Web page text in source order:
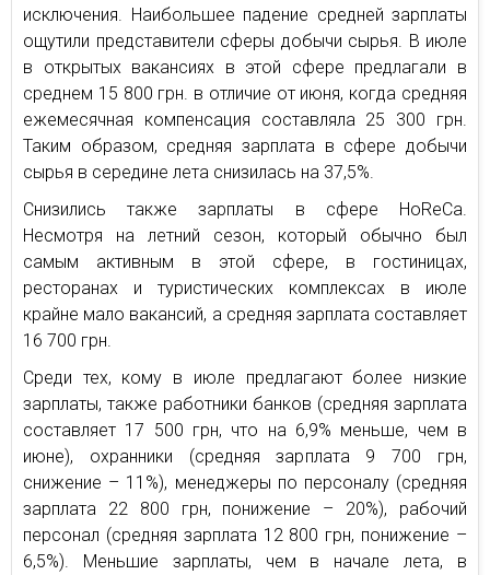
исключения. Наибольшее падение средней зарплаты
ощутили представители сферы добычи сырья. В июле
в открытых вакансиях в этой сфере предлагали в
среднем 15 800 грн. в отличие от июня, когда средняя
ежемесячная компенсация составляла 25 300 грн.
Таким образом, средняя зарплата в сфере добычи
сырья в середине лета снизилась на 37,5%.
Снизились также зарплаты в сфере HoReCa.
Несмотря на летний сезон, который обычно был
самым активным в этой сфере, в гостиницах,
ресторанах и туристических комплексах в июле
крайне мало вакансий, а средняя зарплата составляет
16 700 грн.
Среди тех, кому в июле предлагают более низкие
зарплаты, также работники банков (средняя зарплата
составляет 17 500 грн, что на 6,9% меньше, чем в
июне), охранники (средняя зарплата 9 700 грн,
снижение – 11%), менеджеры по персоналу (средняя
зарплата 22 800 грн, понижение – 20%), рабочий
персонал (средняя зарплата 12 800 грн, понижение –
6,5%). Меньшие зарплаты, чем в начале лета, в